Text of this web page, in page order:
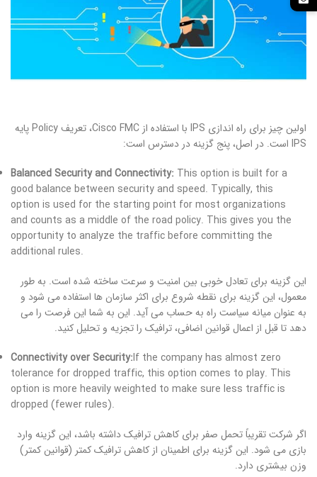
اولین چیز برای راه اندازی IPS با استفاده از Cisco FMC، تعریف Policy پایه
IPS است. در اصل، پنج گزینه در دسترس است:
Balanced Security and Connectivity: This option is built for a
good balance between security and speed. Typically, this
option is used for the starting point for most organizations
and counts as a middle of the road policy. This gives you the
opportunity to analyze the traffic before committing the
additional rules.
این گزینه برای تعادل خوبی بین امنیت و سرعت ساخته شده است. به طور
معمول، این گزینه برای نقطه شروع برای اکثر سازمان ها استفاده می شود و
به عنوان میانه سیاست راه به حساب می آید. این به شما این فرصت را می
دهد تا قبل از اعمال قوانین اضافی، ترافیک را تجزیه و تحلیل کنید.
Connectivity over Security:If the company has almost zero
tolerance for dropped traffic, this option comes to play. This
option is more heavily weighted to make sure less traffic is
dropped (fewer rules).
اگر شرکت تقریباً تحمل صفر برای کاهش ترافیک داشته باشد، این گزینه وارد
بازی می شود. این گزینه برای اطمینان از کاهش ترافیک کمتر (قوانین کمتر)
وزن بیشتری دارد.